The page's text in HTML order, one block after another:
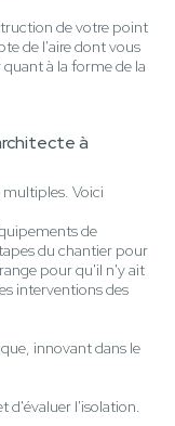
de votre point
de l'aire dont vous
à la forme de la
à
Voici
de
du chantier pour
pour qu'il n'y ait
interventions des
innovant dans le
d'évaluer l'isolation.